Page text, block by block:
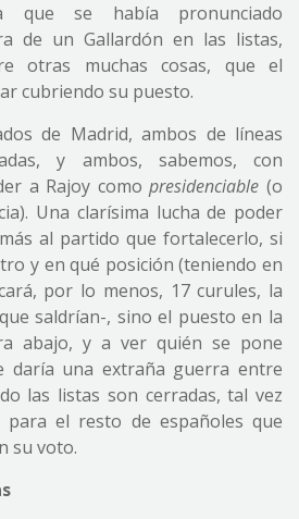
que se había pronunciado
de un Gallardón en las listas,
otras muchas cosas, que el
cubriendo su puesto.
de Madrid, ambos de líneas
y ambos, sabemos, con
a Rajoy comopresidenciable (o
Una clarísima lucha de poder
al partido que fortalecerlo, si
y en qué posición (teniendo en
por lo menos, 17 curules, la
saldrían-, sino el puesto en la
abajo, y a ver quién se pone
daría una extraña guerra entre
las listas son cerradas, tal vez
el resto de españoles que
su voto.